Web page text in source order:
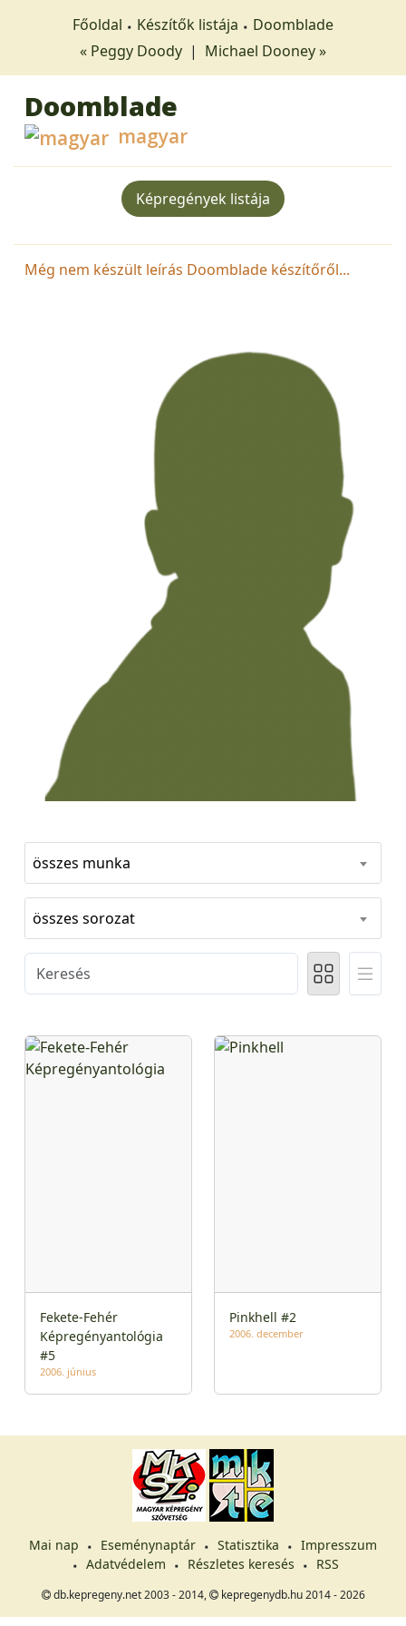
Főoldal Készítők listája
Doomblade
« Peggy Doody | Michael Dooney »
Doomblade
magyar
Képregények listája
Még nem készült leírás Doomblade készítőről...
összes munka
összes sorozat
Fekete-Fehér
Képregényantológia
#5
2006. június
Pinkhell #2
2006. december
Mai nap Eseménynaptár Statisztika
Impresszum
Adatvédelem
Részletes keresés RSS
db.kepregeny.net 2003 - 2014, kepregenydb.hu 2014 - 2026